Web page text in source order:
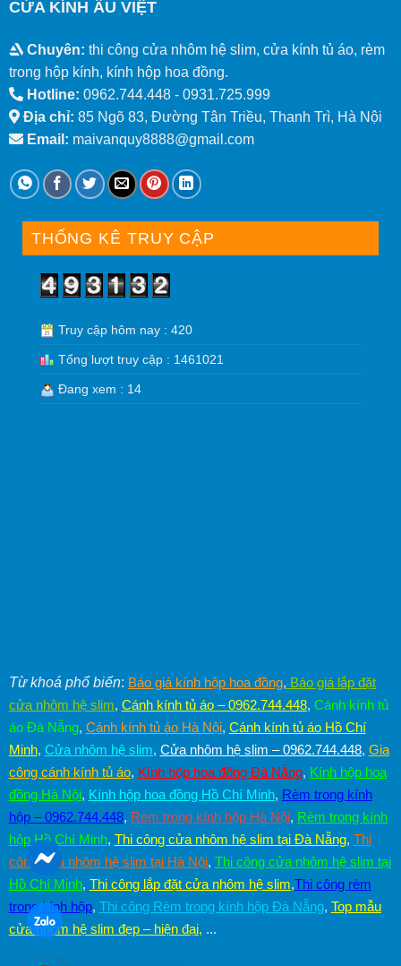
CỬA KÍNH ÂU VIỆT
Chuyên: thi công cửa nhôm hệ slim, cửa kính tủ áo, rèm
trong hộp kính, kính hộp hoa đồng.
Hotline: 0962.744.448 - 0931.725.999
Địa chỉ: 85 Ngõ 83, Đường Tân Triều, Thanh Trì, Hà Nội
Email: maivanquy8888@gmail.com
THỐNG KÊ TRUY CẬP
Truy cập hôm nay : 420
Tổng lượt truy cập : 1461021
Đang xem : 14
Từ khoá phổ biến: Báo giá kính hộp hoa đồng, Báo giá lắp đặt
cửa nhôm hệ slim, Cánh kính tủ áo – 0962.744.448, Cánh kính tủ
áo Đà Nẵng, Cánh kính tủ áo Hà Nội, Cánh kính tủ áo Hồ Chí
Minh, Cửa nhôm hệ slim, Cửa nhôm hệ slim – 0962.744.448, Gia
công cánh kính tủ áo, Kính hộp hoa đồng Đà Nẵng, Kính hộp hoa
đồng Hà Nội, Kính hộp hoa đồng Hồ Chí Minh, Rèm trong kính
hộp – 0962.744.448, Rèm trong kính hộp Hà Nội, Rèm trong kính
hộp Hồ Chí Minh, Thi công cửa nhôm hệ slim tại Đà Nẵng, Thi
công cửa nhôm hệ slim tại Hà Nội, Thi công cửa nhôm hệ slim tại
Hồ Chí Minh, Thi công lắp đặt cửa nhôm hệ slim,Thi công rèm
trong kính hộp, Thi công Rèm trong kính hộp Đà Nẵng, Top mẫu
cửa nhôm hệ slim đẹp – hiện đại, ...